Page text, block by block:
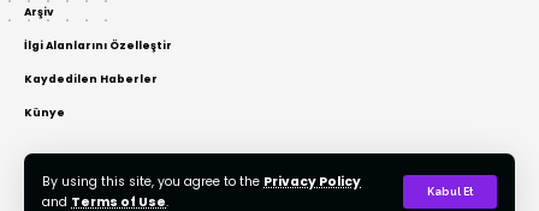
By using this site, you agree to the Privacy Policy
and Terms of Use.
Kabul Et
Arşiv
İlgi Alanlarını Özelleştir
Kaydedilen Haberler
Künye
© 2022 Tasarım: AKTOR Bilişim. Tüm Hakları Gizlidir. Kaynak Gösterilmeden